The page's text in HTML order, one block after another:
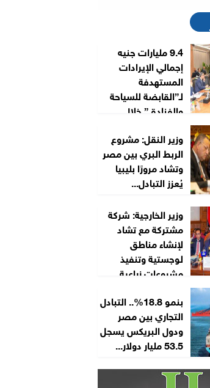
9.4 مليارات جنيه
إجمالي الإيرادات
المستهدفة
لـ”القابضة للسياحة
والفنادق” خلال
وزير النقل: مشروع
الربط البري بين مصر
وتشاد مرورًا بليبيا
يُعزز التبادل...
وزير الخارجية: شركة
مشتركة مع تشاد
لإنشاء مناطق
لوجستية وتنفيذ
مشروعات زراعية...
بنمو 18.8%.. التبادل
التجاري بين مصر
ودول البريكس يسجل
53.5 مليار دولار...